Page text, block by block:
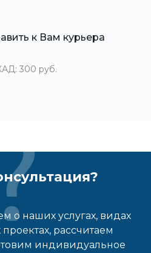
к Вам курьера
300 руб.
о наших услугах, видах
рассчитаем
индивидуальное